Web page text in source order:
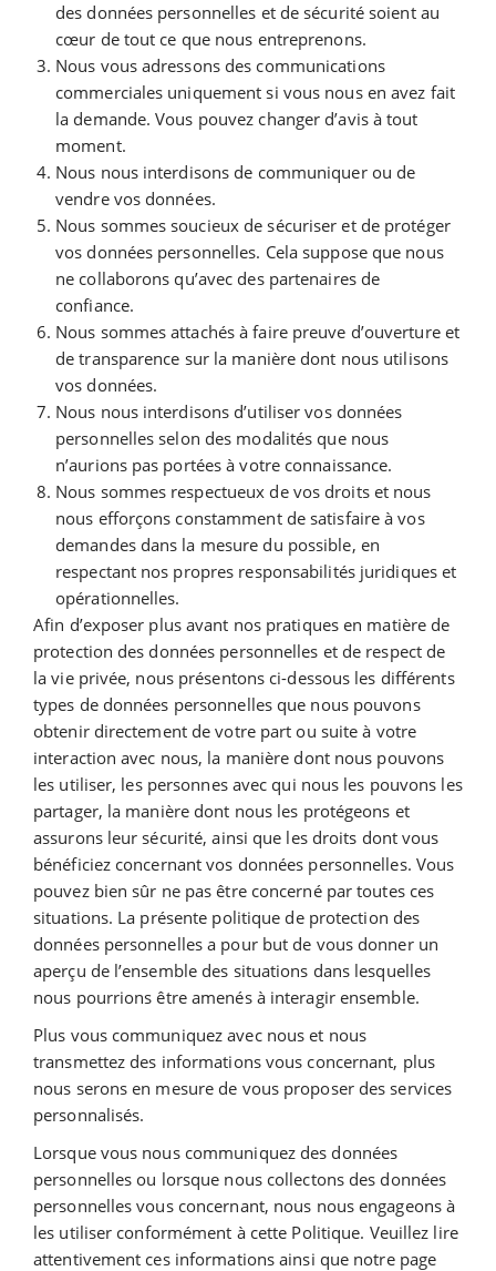
des données personnelles et de sécurité soient au
cœur de tout ce que nous entreprenons.
Nous vous adressons des communications
commerciales uniquement si vous nous en avez fait
la demande. Vous pouvez changer d’avis à tout
moment.
Nous nous interdisons de communiquer ou de
vendre vos données.
Nous sommes soucieux de sécuriser et de protéger
vos données personnelles. Cela suppose que nous
ne collaborons qu’avec des partenaires de
confiance.
Nous sommes attachés à faire preuve d’ouverture et
de transparence sur la manière dont nous utilisons
vos données.
Nous nous interdisons d’utiliser vos données
personnelles selon des modalités que nous
n’aurions pas portées à votre connaissance.
Nous sommes respectueux de vos droits et nous
nous efforçons constamment de satisfaire à vos
demandes dans la mesure du possible, en
respectant nos propres responsabilités juridiques et
opérationnelles.
Afin d’exposer plus avant nos pratiques en matière de
protection des données personnelles et de respect de
la vie privée, nous présentons ci-dessous les différents
types de données personnelles que nous pouvons
obtenir directement de votre part ou suite à votre
interaction avec nous, la manière dont nous pouvons
les utiliser, les personnes avec qui nous les pouvons les
partager, la manière dont nous les protégeons et
assurons leur sécurité, ainsi que les droits dont vous
bénéficiez concernant vos données personnelles. Vous
pouvez bien sûr ne pas être concerné par toutes ces
situations. La présente politique de protection des
données personnelles a pour but de vous donner un
aperçu de l’ensemble des situations dans lesquelles
nous pourrions être amenés à interagir ensemble.
Plus vous communiquez avec nous et nous
transmettez des informations vous concernant, plus
nous serons en mesure de vous proposer des services
personnalisés.
Lorsque vous nous communiquez des données
personnelles ou lorsque nous collectons des données
personnelles vous concernant, nous nous engageons à
les utiliser conformément à cette Politique. Veuillez lire
attentivement ces informations ainsi que notre page